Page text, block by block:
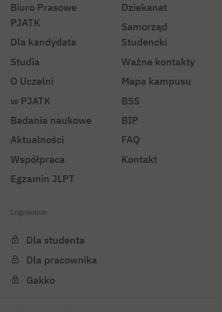
Biuro Prasowe
PJATK
Dla kandydata
Studia
O Uczelni
w PJATK
Badania naukowe
Aktualności
Współpraca
Egzamin JLPT
Dziekanat
Samorząd
Studencki
Ważne kontakty
Mapa kampusu
BSS
BIP
FAQ
Kontakt
Logowanie
Dla studenta
Dla pracownika
Gakko